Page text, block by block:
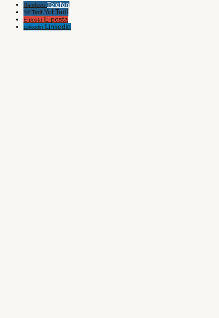
Randevu Telefon
Yol Tarif Yol Tarif
E-posta E-posta
Linkedin Linkedin